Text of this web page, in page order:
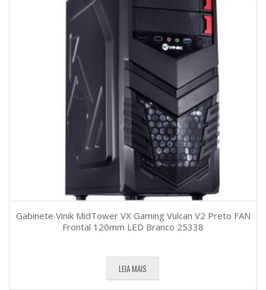
Gabinete Vinik MidTower VX Gaming Vulcan V2 Preto FAN
Frontal 120mm LED Branco 25338
LEIA MAIS